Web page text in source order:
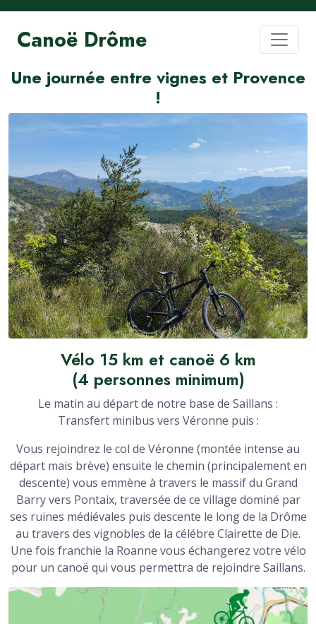
Canoë Drôme
Une journée entre vignes et Provence
!
Vélo 15 km et canoë 6 km
(4 personnes minimum)
Le matin au départ de notre base de Saillans :
Transfert minibus vers Véronne puis :
Vous rejoindrez le col de Véronne (montée intense au
départ mais brève) ensuite le chemin (principalement en
descente) vous emmène à travers le massif du Grand
Barry vers Pontaix, traversée de ce village dominé par
ses ruines médiévales puis descente le long de la Drôme
au travers des vignobles de la célébre Clairette de Die.
Une fois franchie la Roanne vous échangerez votre vélo
pour un canoë qui vous permettra de rejoindre Saillans.